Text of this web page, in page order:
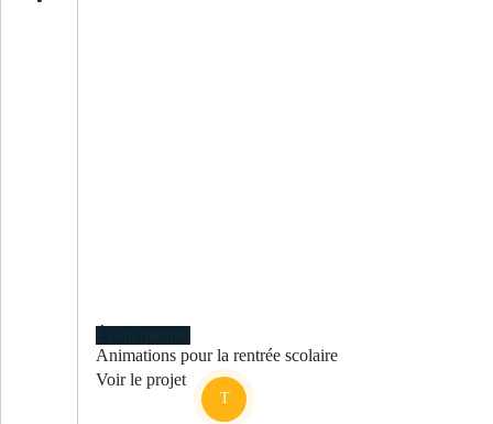
Animations pour la rentrée scolaire
Voir le projet